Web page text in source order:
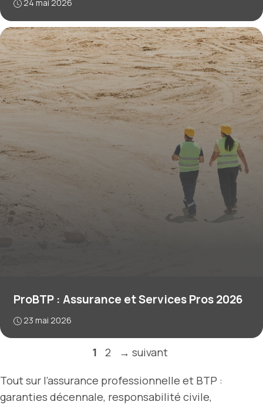
24 mai 2026
ProBTP : Assurance et Services Pros 2026
23 mai 2026
Page
1 Page
2 → suivant
Tout sur l’assurance professionnelle et BTP :
garanties décennale, responsabilité civile,